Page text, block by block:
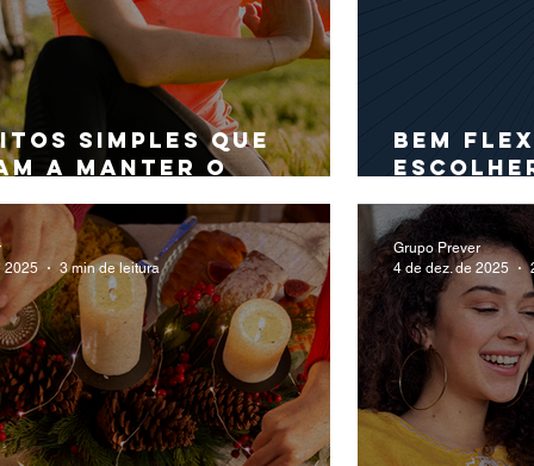
simples que
a manter o
Bem
2025
3 min de leitura
Grupo Prever
4 de dez. de 2025